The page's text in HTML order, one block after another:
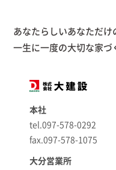
あなたらしいあなただ
一生に一度の大切な家づ
本社
tel.097-578-0292
fax.097-578-1075
大分営業所